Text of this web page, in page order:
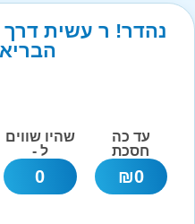
נהדר! ר עשית דרך
עד כה
חסכת
0
₪
שהיו שווים
ל -
0